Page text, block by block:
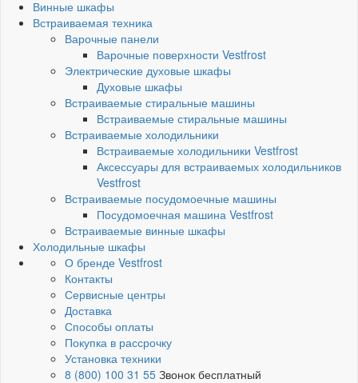
Винные шкафы
Встраиваемая техника
Варочные панели
Варочные поверхности Vestfrost
Электрические духовые шкафы
Духовые шкафы
Встраиваемые стиральные машины
Встраиваемые стиральные машины
Встраиваемые холодильники
Встраиваемые холодильники Vestfrost
Аксессуары для встраиваемых холодильников
Vestfrost
Встраиваемые посудомоечные машины
Посудомоечная машина Vestfrost
Встраиваемые винные шкафы
Холодильные шкафы
О бренде Vestfrost
Контакты
Сервисные центры
Доставка
Способы оплаты
Покупка в рассрочку
Установка техники
8 (800) 100 31 55 Звонок бесплатный